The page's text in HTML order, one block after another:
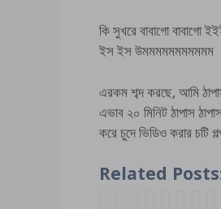
কি সুখরে বাবাগো
ইস ইস উমমমমমমমমমমম
এরকম শব্দ করছে, আমি
এভাব ২০ মিনিট ঠাপাস
করে চুদে ভিডিও করার চটি
Related